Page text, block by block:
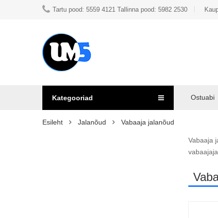
Tartu pood: 5559 4121 Tallinna pood: 5982 2530
Kategooriad Ostuabi
Esileht Jalanõud Vabaaja jalanõud
Vabaaja